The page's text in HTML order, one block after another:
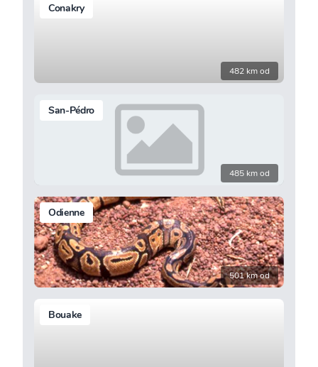
Conakry
482 km od
San-Pédro
485 km od
Odienne
501 km od
Bouake